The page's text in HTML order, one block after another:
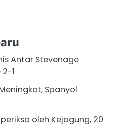
Antar Stevenage
1
Spanyol
oleh Kejagung, 20